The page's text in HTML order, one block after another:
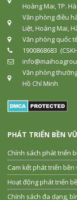
Hoàng Mai, TP.
Văn phòng điều
Liệt, Hoàng Mai,
Văn phòng quốc
1900868683
Văn phòng
Hồ Chí Minh
PHÁT TRIỂN BỀN
Chính sách phát triển
Cam kết phát triển bền
Hoạt động phát triển
Chính sách đa dạng,